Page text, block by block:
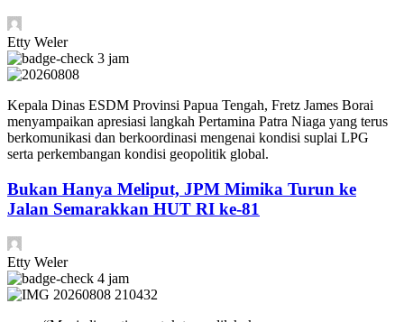
Etty Weler
3 jam
Kepala Dinas ESDM Provinsi Papua Tengah, Fretz James Borai
menyampaikan apresiasi langkah Pertamina Patra Niaga yang terus
berkomunikasi dan berkoordinasi mengenai kondisi suplai LPG
serta perkembangan kondisi geopolitik global.
Bukan Hanya Meliput, JPM Mimika Turun ke
Jalan Semarakkan HUT RI ke-81
Etty Weler
4 jam